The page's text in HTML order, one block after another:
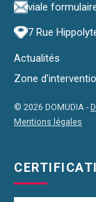
viale
7 Rue
Actualités
Zone
© 2026 DOMUDIA -
Mentions légales